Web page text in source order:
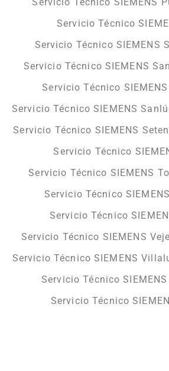
Servicio Técnico
Servicio Técnico SIEMENS
Servicio Técnico SIEMENS
Servicio Técnico
Servicio Técnico SIEMENS
Servicio Técnico SIEMENS
Servicio Técnico
Servicio Técnico SIEMENS
Servicio Técnico
Servicio Técnico
Servicio Técnico SIEMENS
Servicio Técnico SIEMENS
Servicio Técnico
Servicio Técnico